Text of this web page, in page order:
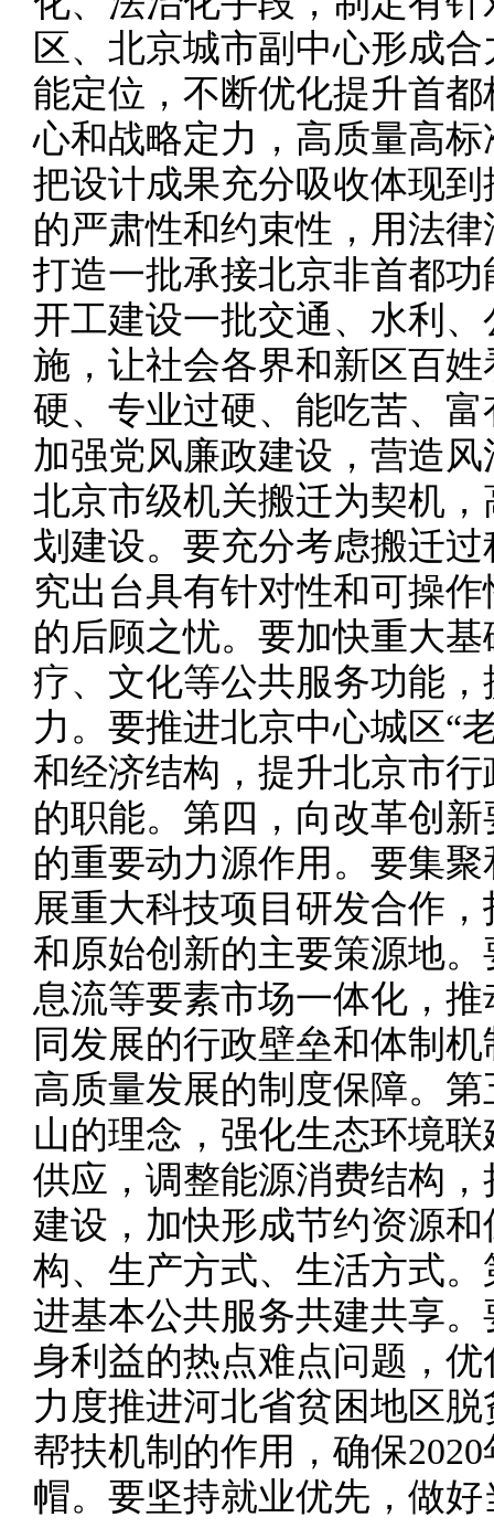
区、北京城市副中心形成
能定位，不断优化提升首
心和战略定力，高质量高
把设计成果充分吸收体现
的严肃性和约束性，用法
打造一批承接北京非首都
开工建设一批交通、水利
施，让社会各界和新区百
硬、专业过硬、能吃苦、
加强党风廉政建设，营造
北京市级机关搬迁为契机
划建设。要充分考虑搬迁
究出台具有针对性和可操
的后顾之忧。要加快重大
疗、文化等公共服务功能
力。要推进北京中心城区“
和经济结构，提升北京市
的职能。第四，向改革创
的重要动力源作用。要集
展重大科技项目研发合作
和原始创新的主要策源地
息流等要素市场一体化，
同发展的行政壁垒和体制
高质量发展的制度保障。
山的理念，强化生态环境
供应，调整能源消费结构
建设，加快形成节约资源
构、生产方式、生活方式
进基本公共服务共建共享
身利益的热点难点问题，
力度推进河北省贫困地区
帮扶机制的作用，确保
帽。要坚持就业优先，做